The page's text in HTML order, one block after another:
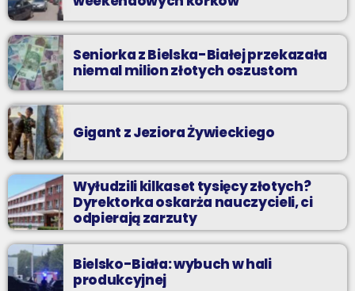
Seniorka z Bielska-Białej przekazała
niemal milion złotych oszustom
Gigant z Jeziora Żywieckiego
Wyłudzili kilkaset tysięcy złotych?
Dyrektorka oskarża nauczycieli, ci
odpierają zarzuty
Bielsko-Biała: wybuch w hali
produkcyjnej